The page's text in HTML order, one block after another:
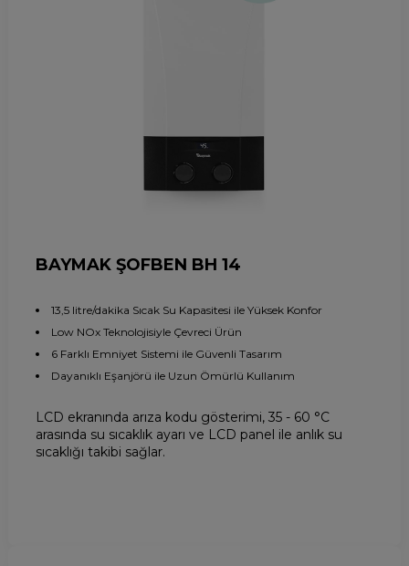
BAYMAK ŞOFBEN BH 14
13,5 litre/dakika Sıcak Su Kapasitesi ile Yüksek Konfor
Low NOx Teknolojisiyle Çevreci Ürün
6 Farklı Emniyet Sistemi ile Güvenli Tasarım
Dayanıklı Eşanjörü ile Uzun Ömürlü Kullanım
LCD ekranında arıza kodu gösterimi, 35 - 60 °C
arasında su sıcaklık ayarı ve LCD panel ile anlık su
sıcaklığı takibi sağlar.